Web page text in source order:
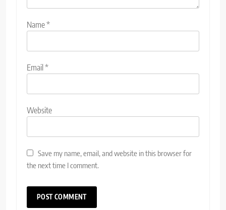
Name*
Email *
Website
Save my name, email, and website in this browser for
the next time I comment.